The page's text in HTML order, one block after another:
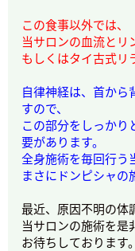
この食事以外では、
当サロンの血流とリ
もしくはタイ古式リ
自律神経は、首から
すので、
この部分をしっかり
要があります。
全身施術を毎回行う
まさにドンピシャの
最近、原因不明の体
当サロンの施術を是
お待ちしております。